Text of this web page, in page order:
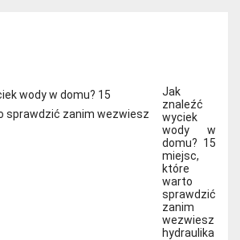
Jak
znaleźć
wyciek
wody w
domu? 15
miejsc,
które
warto
sprawdzić
zanim
wezwiesz
hydraulika